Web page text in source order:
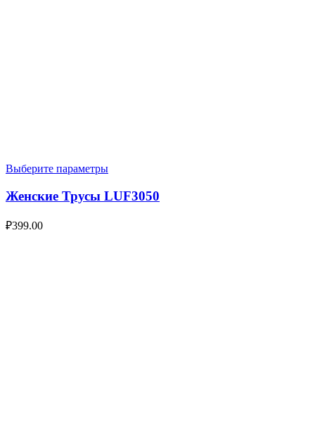
Выберите параметры
Женские Трусы LUF3050
₽399.00